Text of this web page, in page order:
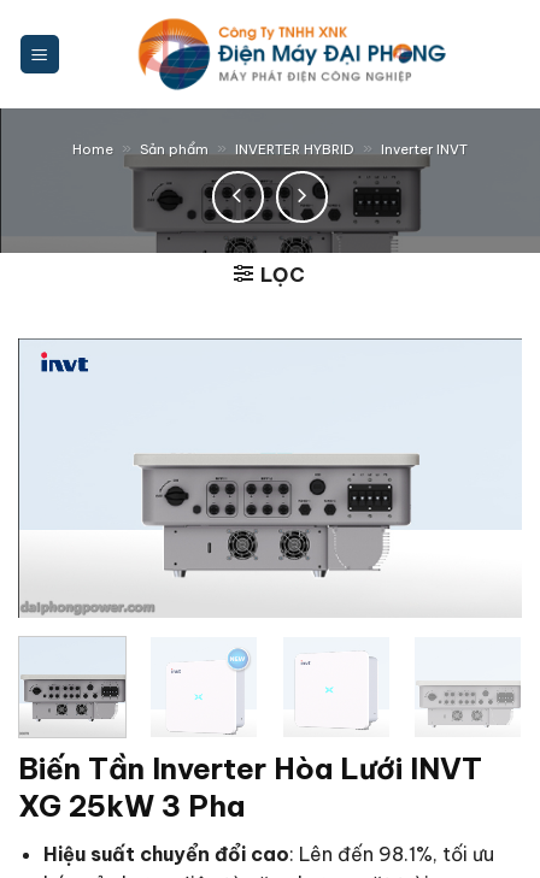
qua
nội
dung
Home » Sản phẩm » INVERTER HYBRID » Inverter INVT
LỌC
Biến Tần Inverter Hòa Lưới INVT
XG 25kW 3 Pha
Hiệu suất chuyển đổi cao: Lên đến 98.1%, tối ưu